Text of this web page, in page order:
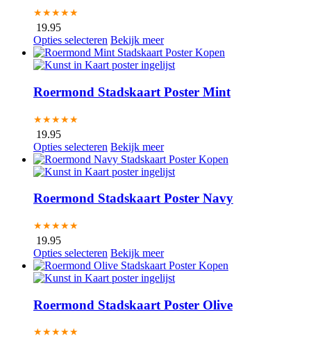
★★★★★
19.95
Opties selecteren Bekijk meer
Roermond Stadskaart Poster Mint
★★★★★
19.95
Opties selecteren Bekijk meer
Roermond Stadskaart Poster Navy
★★★★★
19.95
Opties selecteren Bekijk meer
Roermond Stadskaart Poster Olive
★★★★★